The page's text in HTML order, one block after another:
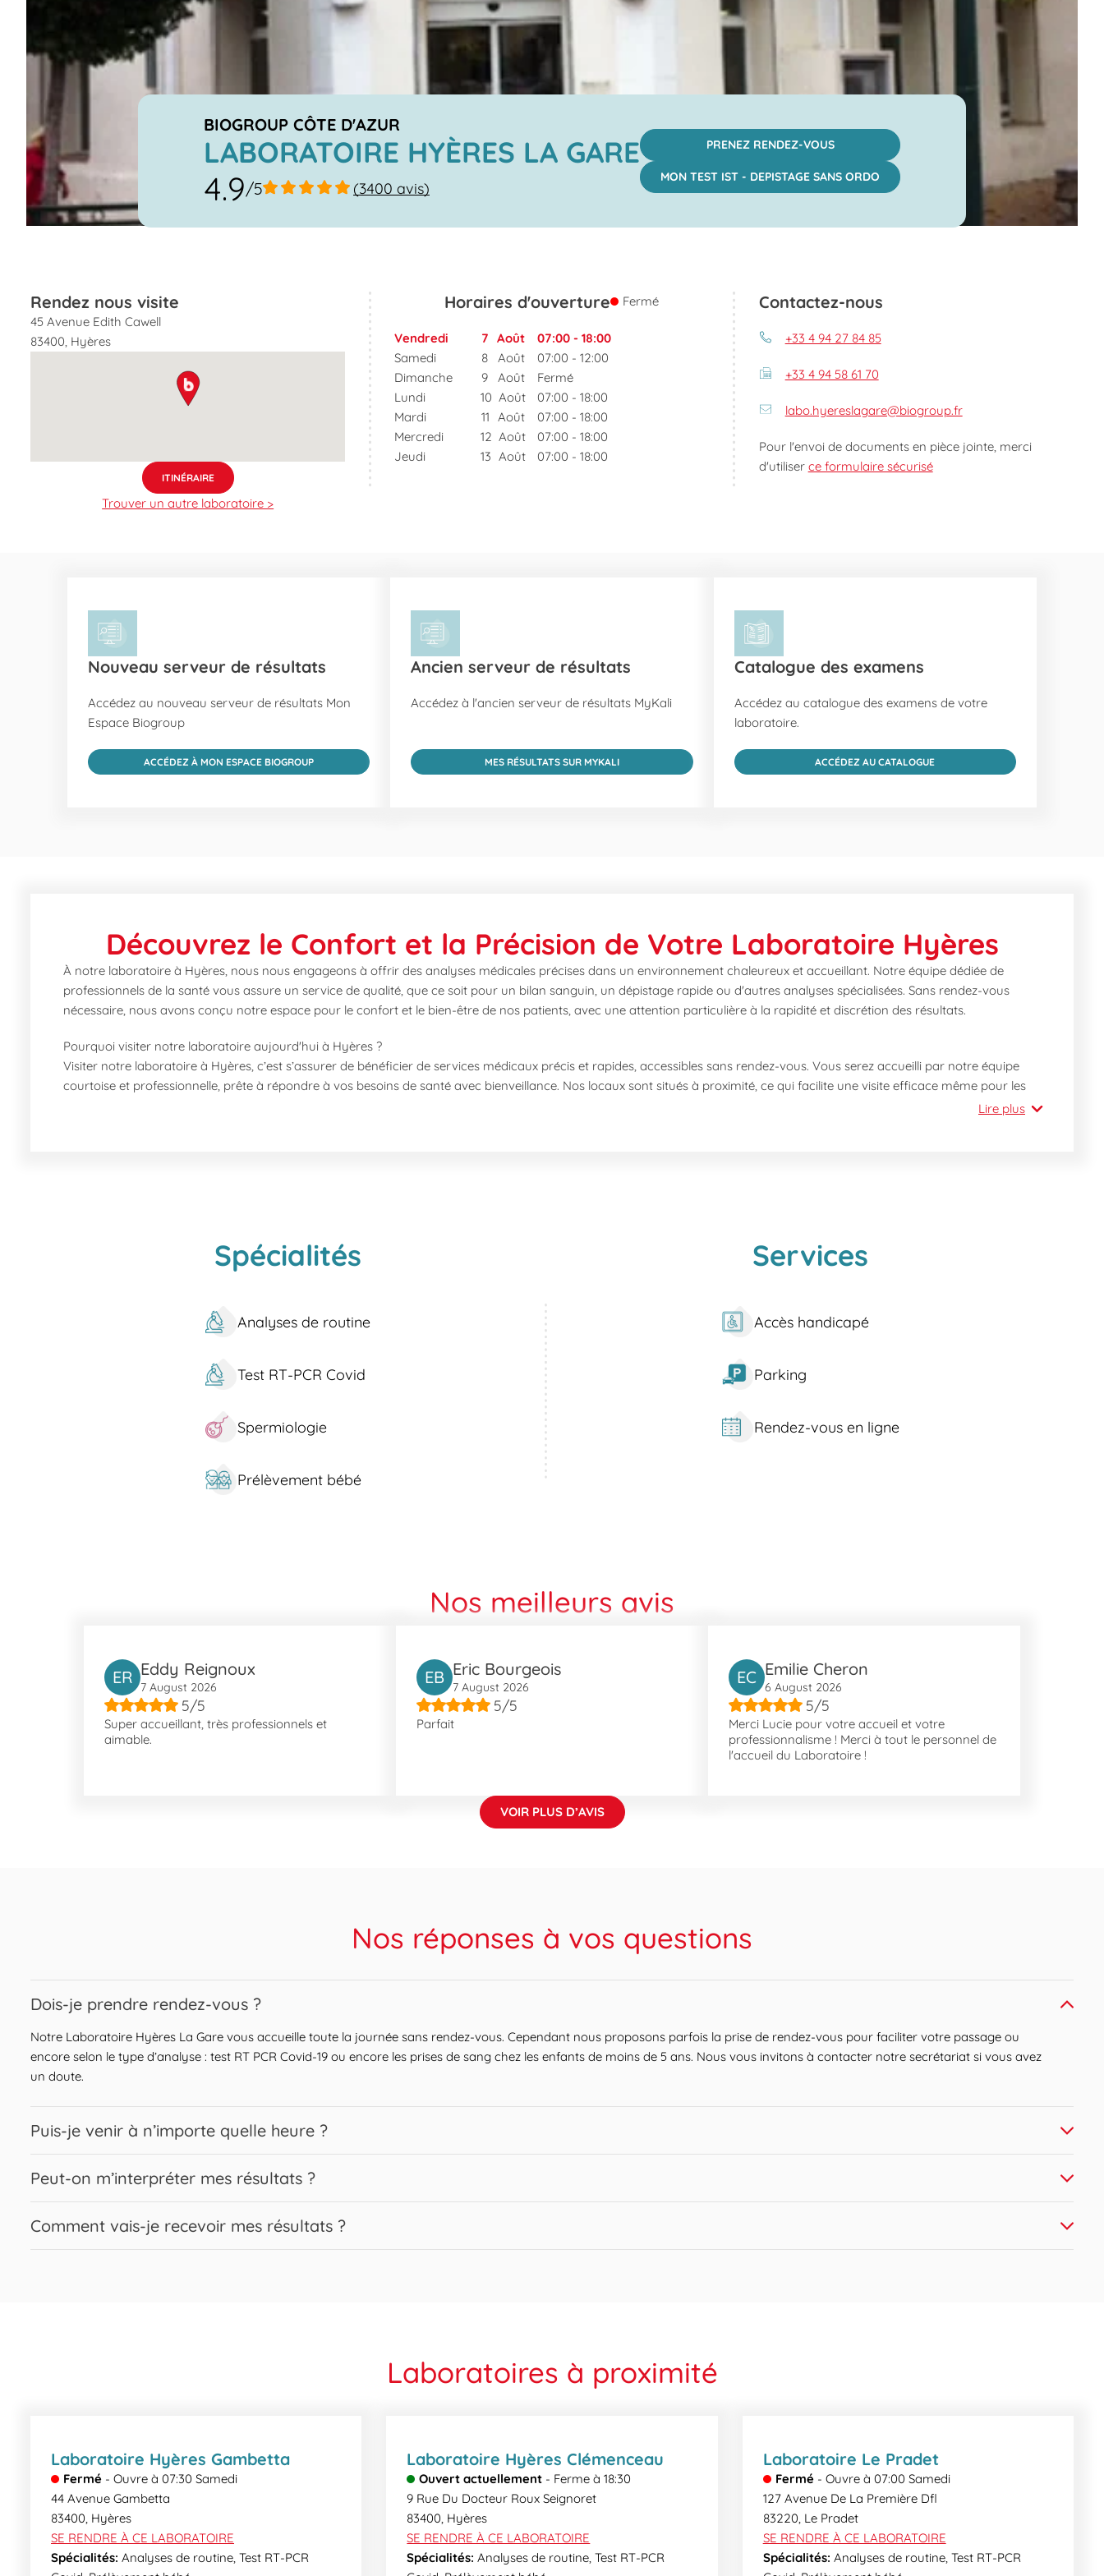
BIOGROUP CÔTE D'AZUR
LABORATOIRE HYÈRES LA GARE
4.9/5 (3400 avis)
PRENEZ RENDEZ-VOUS
MON TEST IST - DEPISTAGE SANS ORDO
Rendez nous visite
45 Avenue Edith Cawell
83400, Hyères
map pin
ITINÉRAIRE
Trouver un autre laboratoire >
Horaires d'ouverture Fermé
Vendredi 7 Août 07:00 -18:00
Samedi
8 Août 07:00 -12:00
Dimanche
9 Août
Fermé
Lundi
10 Août 07:00 -18:00
Mardi
11 Août 07:00 -18:00
Mercredi
12 Août 07:00 -18:00
Jeudi
13 Août 07:00 -18:00
Contactez-nous
+33 4 94 27 84 85
+33 4 94 58 61 70
labo.hyereslagare@biogroup.fr
Pour l'envoi de documents en pièce jointe, merci
d'utiliser ce formulaire sécurisé
Nouveau serveur de résultats
Accédez au nouveau serveur de résultats Mon
Espace Biogroup
ACCÉDEZ À MON ESPACE BIOGROUP
Ancien serveur de résultats
Accédez à l'ancien serveur de résultats MyKali
MES RÉSULTATS SUR MYKALI
Catalogue des examens
Accédez au catalogue des examens de votre
laboratoire.
ACCÉDEZ AU CATALOGUE
Découvrez le Confort et la Précision de Votre Laboratoire Hyères
À notre laboratoire à Hyères, nous nous engageons à offrir des analyses médicales précises dans un environnement chaleureux et accueillant. Notre équipe dédiée de
professionnels de la santé vous assure un service de qualité, que ce soit pour un bilan sanguin, un dépistage rapide ou d'autres analyses spécialisées. Sans rendez-vous
nécessaire, nous avons conçu notre espace pour le confort et le bien-être de nos patients, avec une attention particulière à la rapidité et discrétion des résultats.
Pourquoi visiter notre laboratoire aujourd'hui à Hyères ?
Visiter notre laboratoire à Hyères, c’est s’assurer de bénéficier de services médicaux précis et rapides, accessibles sans rendez-vous. Vous serez accueilli par notre équipe
courtoise et professionnelle, prête à répondre à vos besoins de santé avec bienveillance. Nos locaux sont situés à proximité, ce qui facilite une visite efficace même pour les
agendas les plus chargés. Profitez de délais d'attente réduits et de résultats rapides pour retrouver la tranquillité d'esprit que vous méritez. Rendez-vous aujourd'hui sans
Tests de dépistage MST/IST et testé HPV
Bilans sanguins complets pour un suivi de santé optimal
DPNI et tests de trisomie 21 pour un suivi de grossesse
Prélèvements spécialisés, y compris hématochromatose
Chaque service est conçu pour garantir la fiabilité et la sécurité des informations personnelles des patients.
Comment nous trouver à Hyères ?
Pour venir jusqu'à notre laboratoire situé avenue Edith Cawell à Hyères, les options de transport public sont nombreuses. Vous pouvez emprunter le train via la gare de
Hyères avec des services TER et TGV INOUI. Les arrêts de bus à proximité incluent Gare (Hyères) avec les lignes 16, 17, 23, 29, 39, 67, HY01, et HY16, ou encore Grand Marché
et Guynemer qui desservent d'autres secteurs avec les mêmes lignes. Ces accès facilités vous permettent de nous rejoindre sans encombre pour vos rendez-vous médicaux.
apaisant. Le port de Hyères fournit non seulement des vues panoramiques mais également des activités nautiques variées. Les courts de tennis du complexe aquatique, ainsi
Lire plus
Spécialités
Analyses de routine
Test RT-PCR Covid
Spermiologie
Prélèvement bébé
Services
Accès handicapé
Parking
Rendez-vous en ligne
Nos meilleurs avis
ER Eddy Reignoux
7 August 2026
5/5
Super accueillant, très professionnels et
aimable.
EB Eric Bourgeois
7 August 2026
5/5
Parfait
EC Emilie Cheron
6 August 2026
5/5
Merci Lucie pour votre accueil et votre
professionnalisme ! Merci à tout le personnel de
l'accueil du Laboratoire !
VOIR PLUS D’AVIS
Nos réponses à vos questions
Dois-je prendre rendez-vous ?
Expand or collapse answer
Notre Laboratoire Hyères La Gare vous accueille toute la journée sans rendez-vous. Cependant nous proposons parfois la prise de rendez-vous pour faciliter votre passage ou
encore selon le type d’analyse : test RT PCR Covid-19 ou encore les prises de sang chez les enfants de moins de 5 ans. Nous vous invitons à contacter notre secrétariat si vous avez
un doute.
Puis-je venir à n’importe quelle heure ?
Expand or collapse answer
éventuelles. Afin d’assurer une fiabilité optimale des résultats en évitant le stockage de votre prélèvement sur site, il est possible que nous ne réalisions plus les prises de sang à
partir d’une certaine heure. Renseignez-vous sur les heures limites de prélèvements dans le champ « horaire ». Retrouvez ci-dessous une liste non-exhaustive des principaux
examens nécessitant d’être à jeun : CALCITONINE (Thyrocalcitonine) : Arrêt du traitement aux IPP antiulcéreux, Inhibiteurs de la Pompe à Protons depuis 15 jours (omeprazole,
Peut-on m’interpréter mes résultats ?
Expand or collapse answer
Comment vais-je recevoir mes résultats ?
Expand or collapse answer
Laboratoires à proximité
Laboratoire Hyères Gambetta
Fermé - Ouvre à 07:30 Samedi
44 Avenue Gambetta
83400, Hyères
SE RENDRE À CE LABORATOIRE
Spécialités: Analyses de routine, Test RT-PCR
Laboratoire Hyères Clémenceau
Ouvert actuellement - Ferme à 18:30
9 Rue Du Docteur Roux Seignoret
83400, Hyères
SE RENDRE À CE LABORATOIRE
Spécialités: Analyses de routine, Test RT-PCR
Laboratoire Le Pradet
Fermé- Ouvre à 07:00 Samedi
127 Avenue De La Première Dfl
83220, Le Pradet
SE RENDRE À CE LABORATOIRE
Spécialités: Analyses de routine, Test RT-PCR